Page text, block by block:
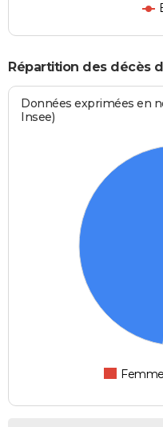
Répartition des décès
Données exprimées en
Insee)